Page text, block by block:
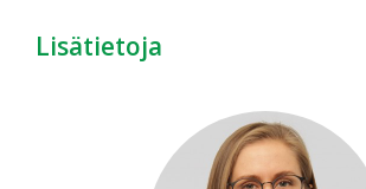
Lisätietoja